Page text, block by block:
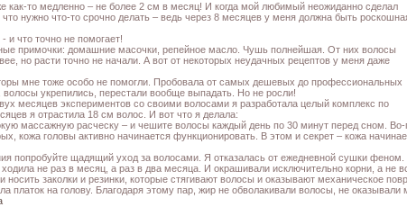
как-то медленно – не более 2 см в месяц! И когда мой любимый неожиданно сделал
нужно что-то срочно делать – ведь через 8 месяцев у меня должна быть
и что точно не помогает!
примочки: домашние масочки, репейное масло. Чушь полнейшая. От них волосы
но расти точно не начали. А вот от некоторых неудачных рецептов у меня даже
мне тоже особо не помогли. Пробовала от самых дешевых до профессиональных
укрепились, перестали вообще выпадать. Но не росли!
месяцев экспериментов со своими волосами я разработала целый комплекс по
я отрастила 18 см волос. И вот что я делала:
массажную расческу – и чешите волосы каждый день по 30 минут перед сном.
кожа головы активно начинается функционировать. В этом и секрет – кожа
попробуйте щадящий уход за волосами. Я отказалась от ежедневной сушки феном.
не раз в месяц, а раз в два месяца. И окрашивали исключительно корни, а не
носить заколки и резинки, которые стягивают волосы и оказывают механическое
платок на голову. Благодаря этому пар, жир не обволакивали волосы, не оказывали